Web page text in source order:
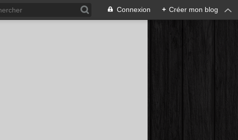
Connexion + Créer mon blog